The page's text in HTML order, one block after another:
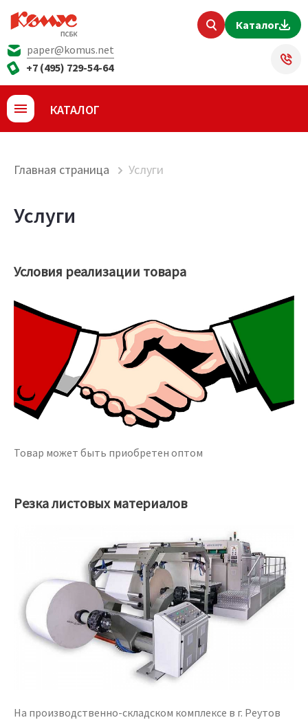
Каталог
paper@komus.net
+7 (495) 729-54-64
КАТАЛОГ
Главная страница Услуги
Услуги
Условия реализации товара
Товар может быть приобретен оптом
Резка листовых материалов
На производственно-складском комплексе в г. Реутов